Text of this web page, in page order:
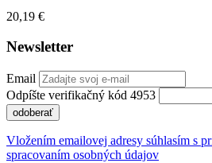
20,19 €
Newsletter
Email
Odpíšte verifikačný kód 4953
odoberať
Vložením emailovej adresy súhlasím s
spracovaním osobných údajov